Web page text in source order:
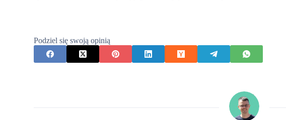
Podziel się swoją opinią